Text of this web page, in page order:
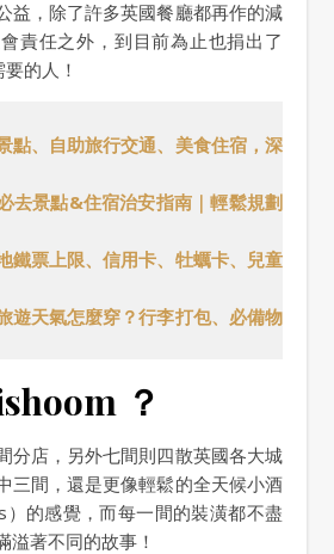
益，除了許多英國餐廳都再作的減
責任之外，到目前為止也捐出了
的人！
點、自助旅行交通、美食住宿，深
去景點&住宿治安指南｜輕鬆規劃
鐵票上限、信用卡、牡蠣卡、兒童
遊天氣怎麼穿？行李打包、必備物
？
分店，另外七間則四散英國各大城
三間，還是更像輕鬆的全天候小酒
的感覺，而每一間的裝潢都不盡
溢著不同的故事！